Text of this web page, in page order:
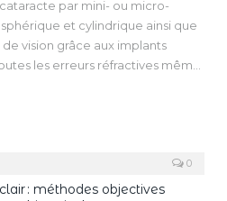
par mini- ou micro-
et cylindrique ainsi que
vision grâce aux implants
les erreurs réfractives même
implants asphériques soit enfin,
0
: méthodes objectives